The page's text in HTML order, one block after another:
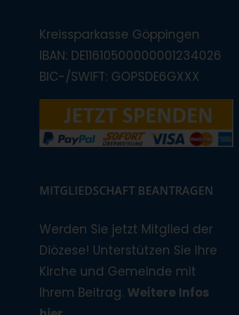
Kreissparkasse Göppingen
IBAN: DE11610500000001234026
BIC-/SWIFT: GOPSDE6GXXX
MITGLIEDSCHAFT BEANTRAGEN
Werden Sie jetzt Mitglied der
Diözese! Unterstützen Sie Ihre
Kirche und Gemeinde mit
Ihrem Beitrag. Weitere Infos